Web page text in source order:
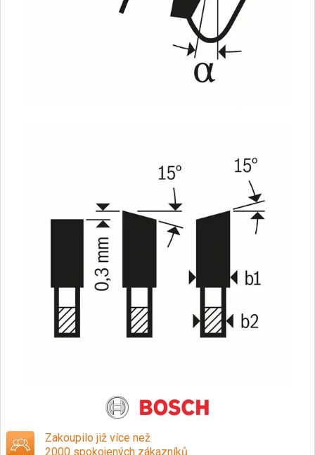
Zakoupilo již více než
2000 spokojených zákazníků